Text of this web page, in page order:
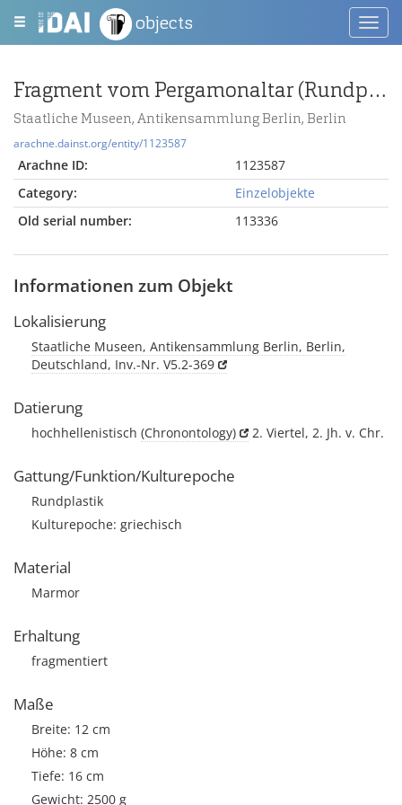
objects
Fragment vom Pergamonaltar (Rundplastik oder Relief); Berlin:Relief / Statue (?), Fragment
Staatliche Museen, Antikensammlung Berlin, Berlin
arachne.dainst.org/entity/1123587
Arachne ID:
1123587
Category:
Einzelobjekte
Old serial number:
113336
Informationen zum Objekt
Lokalisierung
Staatliche Museen, Antikensammlung Berlin, Berlin,
Deutschland, Inv.-Nr. V5.2-369
Datierung
hochhellenistisch (Chronontology) 2. Viertel, 2. Jh. v. Chr.
Gattung/Funktion/Kulturepoche
Rundplastik
Kulturepoche: griechisch
Material
Marmor
Erhaltung
fragmentiert
Maße
Breite: 12 cm
Höhe: 8 cm
Tiefe: 16 cm
Gewicht: 2500 g